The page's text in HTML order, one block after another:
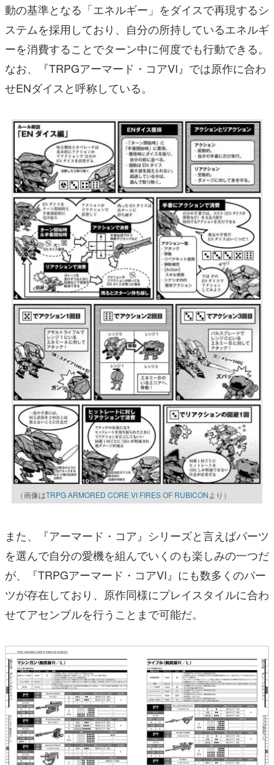
動の基準となる「エネルギー」をダイスで再現するシ
ステムを採用しており、自分の所持しているエネルギ
ーを消費することでターン中に何度でも行動できる。
なお、『TRPGアーマード・コアVI』では原作に合わ
せENダイスと呼称している。
（画像はTRPG ARMORED CORE VI FIRES OF RUBICONより）
また、『アーマード・コア』シリーズと言えばパーツ
を選んで自分の愛機を組んでいくのも楽しみの一つだ
が、『TRPGアーマード・コアVI』にも数多くのパー
ツが存在しており、原作同様にプレイスタイルに合わ
せてアセンブルを行うことまで可能だ。